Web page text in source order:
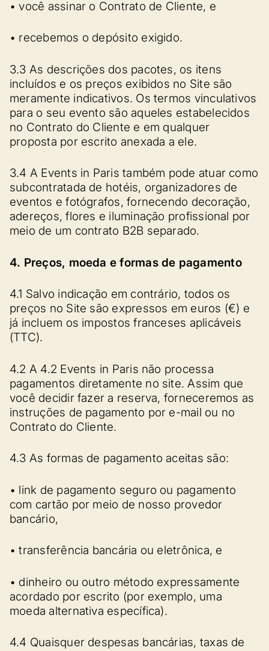
• você assinar o Contrato de Cliente, e
• recebemos o depósito exigido.
3.3 As descrições dos pacotes, os itens
incluídos e os preços exibidos no Site são
meramente indicativos. Os termos vinculativos
para o seu evento são aqueles estabelecidos
no Contrato do Cliente e em qualquer
proposta por escrito anexada a ele.
3.4 A Events in Paris também pode atuar como
subcontratada de hotéis, organizadores de
eventos e fotógrafos, fornecendo decoração,
adereços, flores e iluminação profissional por
meio de um contrato B2B separado.
4. Preços, moeda e formas de pagamento
4.1 Salvo indicação em contrário, todos os
preços no Site são expressos em euros (€) e
já incluem os impostos franceses aplicáveis
(TTC).
4.2 A 4.2 Events in Paris não processa
pagamentos diretamente no site. Assim que
você decidir fazer a reserva, forneceremos as
instruções de pagamento por e-mail ou no
Contrato do Cliente.
4.3 As formas de pagamento aceitas são:
• link de pagamento seguro ou pagamento
com cartão por meio de nosso provedor
bancário,
• transferência bancária ou eletrônica, e
• dinheiro ou outro método expressamente
acordado por escrito (por exemplo, uma
moeda alternativa específica).
4.4 Quaisquer despesas bancárias, taxas de